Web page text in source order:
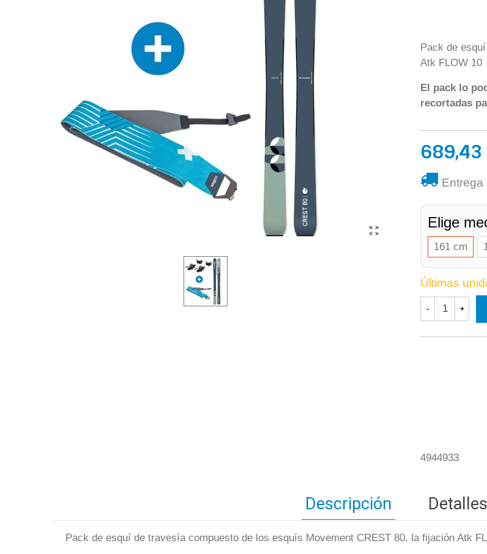
Pack de
Atk FLOW 10
El pack lo
recortadas
689,43
Entrega
Elige
161 cm
Últimas
- +
4944933
Descripción Detalles
Pack de esquí de travesía compuesto de los esquís Movement CREST 80, la fijación Atk